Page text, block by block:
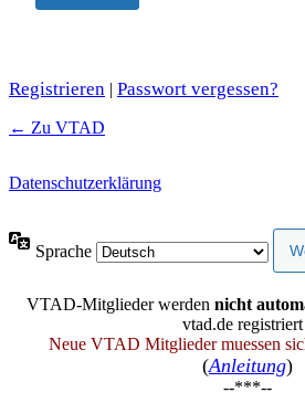
Registrieren | Passwort vergessen?
← Zu VTAD
Datenschutzerklärung
Sprache
VTAD-Mitglieder werden nicht
vtad.de
Neue VTAD Mitglieder muessen
(Anleitung)
--***--